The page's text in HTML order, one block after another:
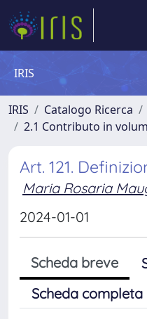
IRIS
IRIS Catalogo Ricerca
2.1 Contributo in
Art. 121.
Maria Rosaria
2024-01-01
Scheda breve
Scheda completa